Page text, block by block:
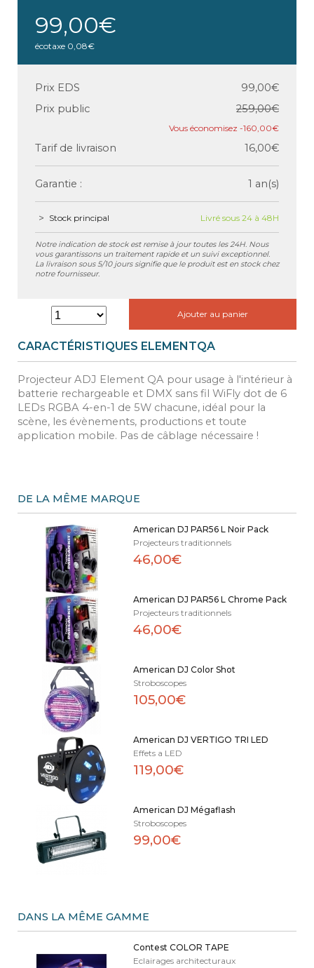
99,00€
écotaxe 0,08€
Prix EDS
99,00€
Prix public
259,00€
-160,00€
Tarif de livraison 16,00€
Garantie : 1 an(s)
Stock principal Livré sous 24 à 48H
Notre indication de stock est remise à jour toutes les 24H. Nous
vous garantissons un traitement rapide et un suivi exceptionnel.
La livraison sous 5/10 jours signifie que le produit est en stock chez
notre fournisseur.
Ajouter au panier
CARACTÉRISTIQUES ELEMENTQA
Projecteur ADJ Element QA pour usage à l'intérieur à
batterie rechargeable et DMX sans fil WiFly dot de 6
LEDs RGBA 4-en-1 de 5W chacune, idéal pour la
scène, les évènements, productions et toute
application mobile. Pas de câblage nécessaire !
DE LA MÊME MARQUE
American DJ PAR56 L Noir Pack
Projecteurs traditionnels
46,00€
American DJ PAR56 L Chrome Pack
Projecteurs traditionnels
46,00€
American DJ Color Shot
Stroboscopes
105,00€
American DJ VERTIGO TRI LED
Effets a LED
119,00€
American DJ Mégaflash
Stroboscopes
99,00€
DANS LA MÊME GAMME
Contest COLOR TAPE
Eclairages architecturaux